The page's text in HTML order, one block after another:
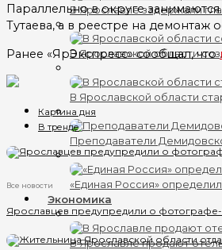
В Ярославле задержали
В Ярославской области
В Ярославской области
Преподаватели
«Единая Россия»
Экономика
В Ярославле продают
Параллельно в округе
Тутаева, а в реестре на демонтаж
Ранее «ЯрЭкспресс» сообщал, что
Картина дня
В тренде
Все новости
Ярославцев предупредили о